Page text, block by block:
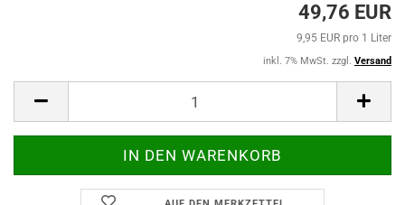
49,76 EUR
9,95 EUR pro 1 Liter
inkl. 7% MwSt. zzgl. Versand